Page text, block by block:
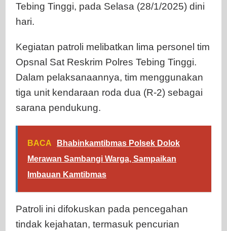
Tebing Tinggi, pada Selasa (28/1/2025) dini
hari.
Kegiatan patroli melibatkan lima personel tim
Opsnal Sat Reskrim Polres Tebing Tinggi.
Dalam pelaksanaannya, tim menggunakan
tiga unit kendaraan roda dua (R-2) sebagai
sarana pendukung.
BACA
Bhabinkamtibmas Polsek Dolok
Merawan Sambangi Warga, Sampaikan
Imbauan Kamtibmas
Patroli ini difokuskan pada pencegahan
tindak kejahatan, termasuk pencurian